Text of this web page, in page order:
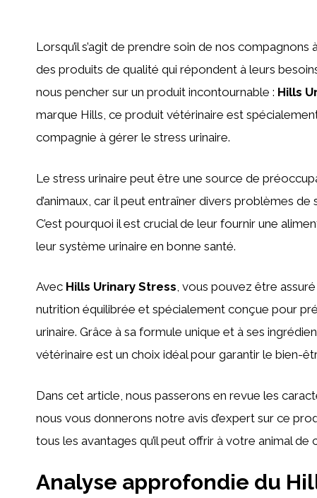
Lorsqu’il s’agit de prendre soin de nos
des produits de qualité qui répondent à leurs
nous pencher sur un produit incontournable : Hills
marque Hills, ce produit vétérinaire est
compagnie à gérer le stress urinaire.
Le stress urinaire peut être une source de
d’animaux, car il peut entraîner divers problèmes
C’est pourquoi il est crucial de leur fournir une
leur système urinaire en bonne santé.
Avec Hills Urinary Stress, vous pouvez être
nutrition équilibrée et spécialement conçue pour
urinaire. Grâce à sa formule unique et à ses
vétérinaire est un choix idéal pour garantir le bien-
Dans cet article, nous passerons en revue les
nous vous donnerons notre avis d’expert sur ce
tous les avantages qu’il peut offrir à votre animal de
Analyse approfondie du